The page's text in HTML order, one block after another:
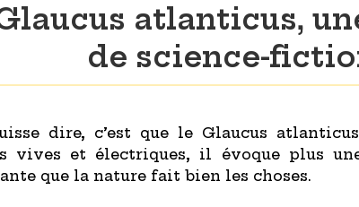
atlanticus,
de science-
dire, c’est que le Glaucus
vives et électriques, il évoque plus
que la nature fait bien les choses.